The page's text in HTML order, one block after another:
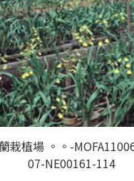
栽植場 。。-
07-NE00161-114